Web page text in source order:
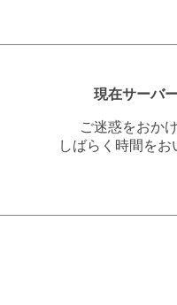
現在サーバ
ご迷惑をおか
しばらく時間を